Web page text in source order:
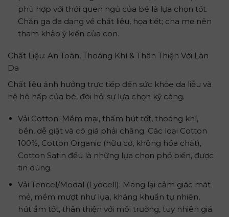
phù hợp với thói quen ngủ của bé là lựa chọn tốt.
Chăn ga đa dạng về chất liệu, họa tiết; cha mẹ nên
tham khảo ý kiến của con.
Chất Liệu: An Toàn, Thoáng Khí & Thân Thiện Với Làn
Da
Chất liệu ảnh hưởng trực tiếp đến sức khỏe da liễu và
hệ hô hấp của bé, đòi hỏi sự lựa chọn kỹ càng.
Vải Cotton: Mềm mại, thấm hút tốt, thoáng khí,
bền, dễ giặt và có giá phải chăng. Các loại Cotton
100%, Cotton Organic (hữu cơ, không hóa chất),
Cotton Satin đều là những lựa chọn phổ biến, được
tin dùng.
Vải Tencel/Modal (Lyocell): Mang lại cảm giác mát
mẻ, mềm mượt như lụa, kháng khuẩn tự nhiên,
hút ẩm tốt, thân thiện với môi trường, tuy nhiên giá